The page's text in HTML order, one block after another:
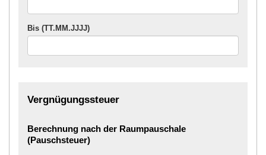
Bis (TT.MM.JJJJ)
Vergnügungssteuer
Berechnung nach der Raumpauschale
(Pauschsteuer)